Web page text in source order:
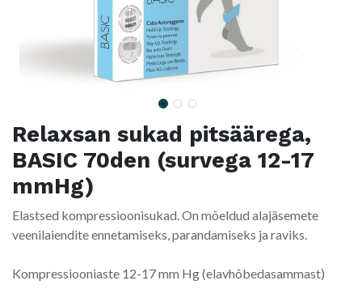
Relaxsan sukad pitsäärega,
BASIC 70den (survega 12-17
mmHg)
Elastsed kompressioonisukad. On mõeldud alajäsemete
veenilaiendite ennetamiseks, parandamiseks ja raviks.
Kompressiooniaste 12-17 mm Hg (elavhõbedasammast)